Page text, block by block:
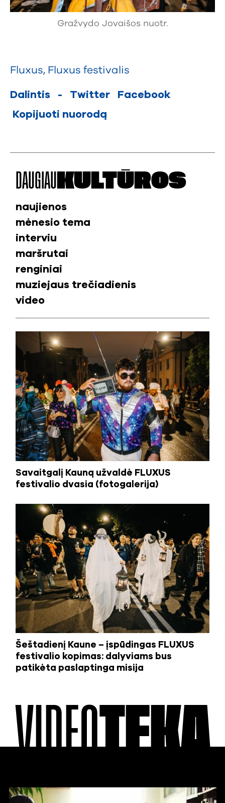
Gražvydo Jovaišos nuotr.
Fluxus, Fluxus festivalis
Dalintis - Twitter
Facebook
Kopijuoti nuorodą
DAUGIAU KULTŪROS
Savaitgalį Kauną užvaldė FLUXUS
festivalio dvasia (fotogalerija)
Šeštadienį Kaune – įspūdingas FLUXUS
festivalio kopimas: dalyviams bus
patikėta paslaptinga misija
naujienos
mėnesio tema
interviu
maršrutai
renginiai
muziejaus trečiadienis
video
VIDEOTEKA